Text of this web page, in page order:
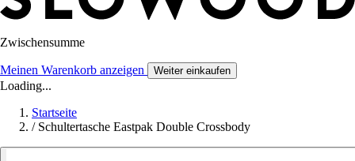
Zwischensumme
Meinen Warenkorb anzeigen Weiter einkaufen
Loading...
Startseite
/ Schultertasche Eastpak Double Crossbody